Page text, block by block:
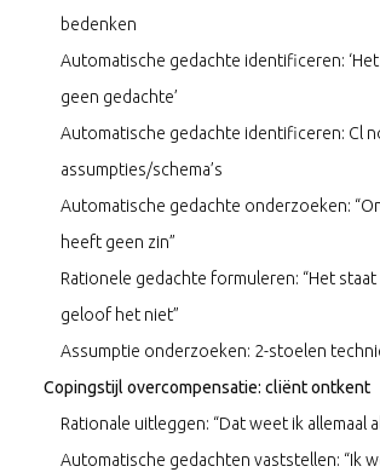
bedenken
Automatische gedachte identificeren:
geen gedachte’
Automatische gedachte identificeren: Cl
assumpties/schema’s
Automatische gedachte onderzoeken:
heeft geen zin”
Rationele gedachte formuleren: “Het staat
geloof het niet”
Assumptie onderzoeken: 2-stoelen
Copingstijl overcompensatie: cliënt ontkent
Rationale uitleggen: “Dat weet ik allemaal
Automatische gedachten vaststellen: “Ik